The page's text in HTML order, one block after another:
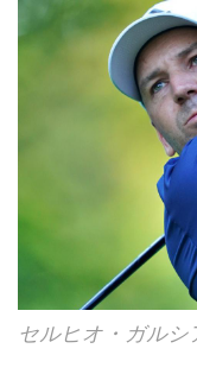
セルヒオ・ガルシ